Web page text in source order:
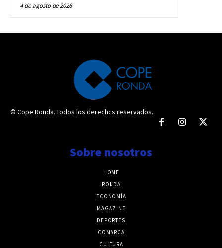
4 de agosto de 2026
© Cope Ronda. Todos los derechos reservados.
Sobre nosotros
HOME
RONDA
ECONOMÍA
MAGAZINE
DEPORTES
COMARCA
CULTURA